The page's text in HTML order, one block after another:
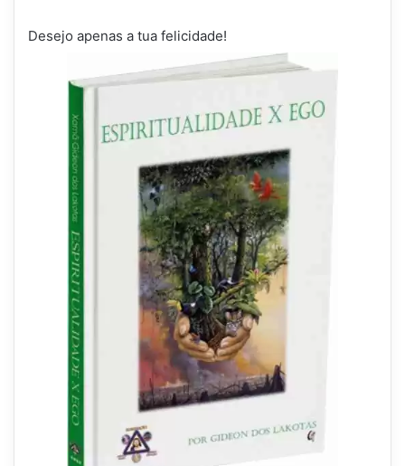
Desejo apenas a tua felicidade!